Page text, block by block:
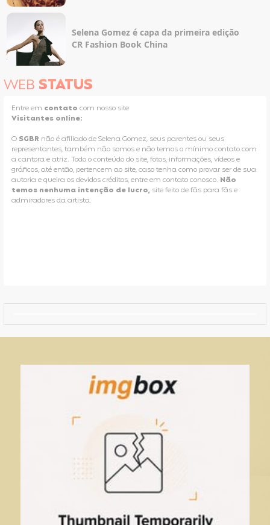
Selena Gomez é capa da primeira edição
CR Fashion Book China
WEB STATUS
Entre em contato com nosso site
Visitantes online:
O SGBR não é afiliado de Selena Gomez, seus parentes ou seus
representantes, também não somos e não temos o mínimo contato com
a cantora e atriz. Todo o conteúdo do site, fotos, informações, vídeos e
gráficos, até então, pertencem ao site, caso tenha como provar ser de sua
autoria e queira os devidos créditos, entre em contato conosco. Não
temos nenhuma intenção de lucro, site feito de fãs para fãs e
admiradores da artista.